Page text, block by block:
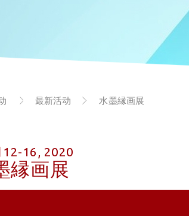
最新活动 水墨縁画展
12-16, 2020
縁画展